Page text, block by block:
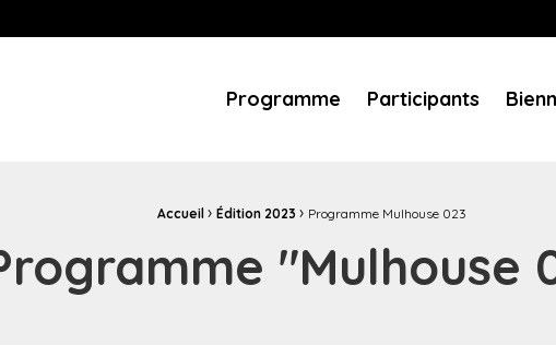
artistes européensservices aux usagers, temps forts et événements...
Programme Participants
Accueil › Édition 2023 › Programme Mulhouse 023
"Mulhouse